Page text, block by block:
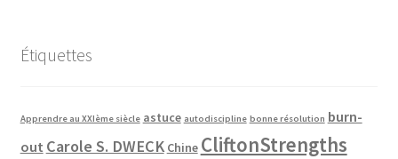
Étiquettes
Apprendre au XXIème siècle astuce autodiscipline bonne résolution burn-
out Carole S. DWECK Chine CliftonStrengths